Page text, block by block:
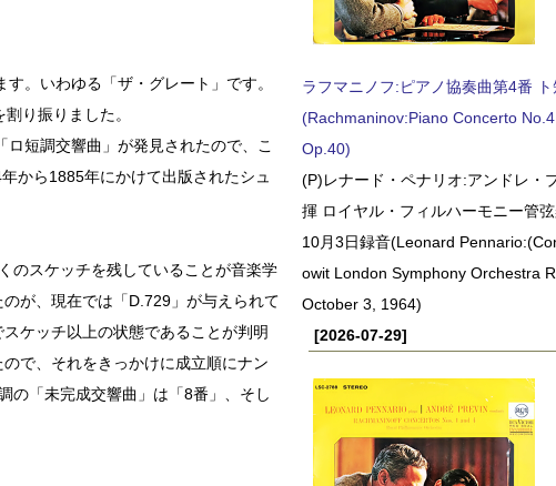
。いわゆる「ザ・グレート」です。
り振りました。
短調交響曲」が発見されたので、こ
から1885年にかけて出版されたシュ
のスケッチを残していることが音楽学
が、現在では「D.729」が与えられて
ケッチ以上の状態であることが判明
で、それをきっかけに成立順にナン
の「未完成交響曲」は「8番」、そし
ラフマニノフ:ピアノ協奏曲第4番
(Rachmaninov:Piano Concerto
Op.40)
(P)レナード・ペナリオ:アンドレ・
揮 ロイヤル・フィルハーモニー管
10月3日録音(Leonard
owit London Symphony Orchestra
October 3, 1964)
[2026-07-29]